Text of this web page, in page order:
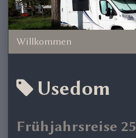
Posts
tagged
Usedom
Frühjahrsreise 25